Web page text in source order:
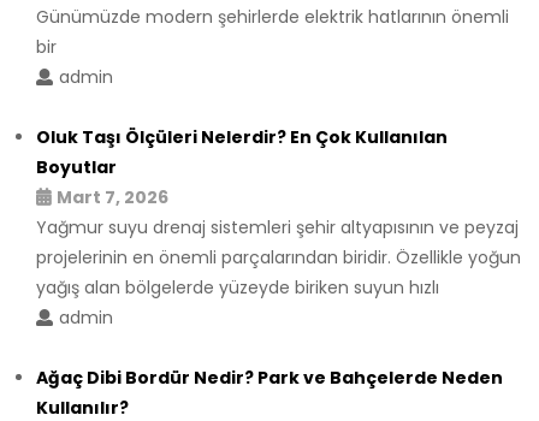
Günümüzde modern şehirlerde elektrik hatlarının önemli
bir
admin
Oluk Taşı Ölçüleri Nelerdir? En Çok Kullanılan
Boyutlar
Mart 7, 2026
Yağmur suyu drenaj sistemleri şehir altyapısının ve peyzaj
projelerinin en önemli parçalarından biridir. Özellikle yoğun
yağış alan bölgelerde yüzeyde biriken suyun hızlı
admin
Ağaç Dibi Bordür Nedir? Park ve Bahçelerde Neden
Kullanılır?